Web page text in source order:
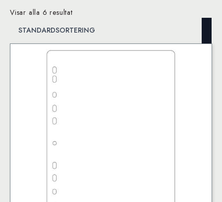
Visar alla 6 resultat